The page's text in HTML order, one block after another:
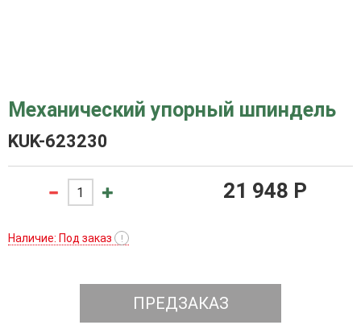
Механический упорный шпиндель
KUK-623230
21 948 P
Наличие: Под заказ !
ПРЕДЗАКАЗ